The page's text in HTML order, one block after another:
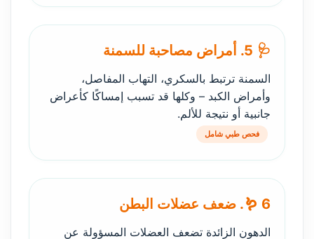
🩺 5. أمراض مصاحبة للسمنة
السمنة ترتبط بالسكري، التهاب المفاصل،
وأمراض الكبد – وكلها قد تسبب إمساكًا كأعراض
جانبية أو نتيجة للألم.
فحص طبي شامل
🪱 6. ضعف عضلات البطن
الدهون الزائدة تضعف العضلات المسؤولة عن